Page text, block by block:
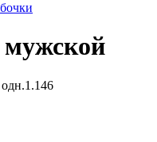
мужской